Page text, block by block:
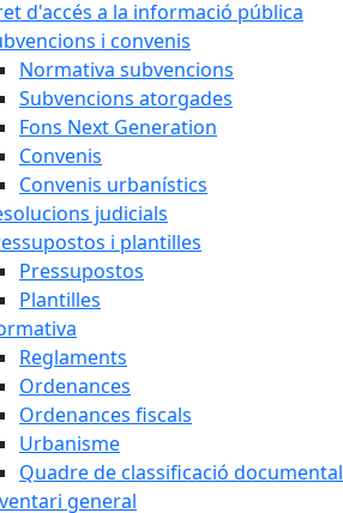
d'accés a la informació pública
i convenis
Normativa subvencions
Subvencions atorgades
Fons Next Generation
Convenis
Convenis urbanístics
judicials
i plantilles
Pressupostos
Plantilles
Reglaments
Ordenances
Ordenances fiscals
Urbanisme
Quadre de classificació documental
general